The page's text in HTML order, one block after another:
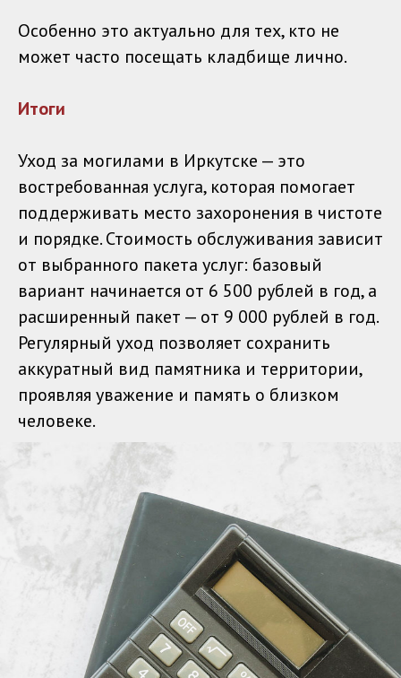
Особенно это актуально для тех, кто не
может часто посещать кладбище лично.
Итоги
Уход за могилами в Иркутске — это
востребованная услуга, которая помогает
поддерживать место захоронения в чистоте
и порядке. Стоимость обслуживания зависит
от выбранного пакета услуг: базовый
вариант начинается от 6 500 рублей в год, а
расширенный пакет — от 9 000 рублей в год.
Регулярный уход позволяет сохранить
аккуратный вид памятника и территории,
проявляя уважение и память о близком
человеке.